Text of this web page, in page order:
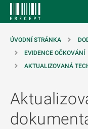
ÚVODNÍ STRÁNKA
EVIDENCE OČKOVÁNÍ
AKTUALIZOVANÁ